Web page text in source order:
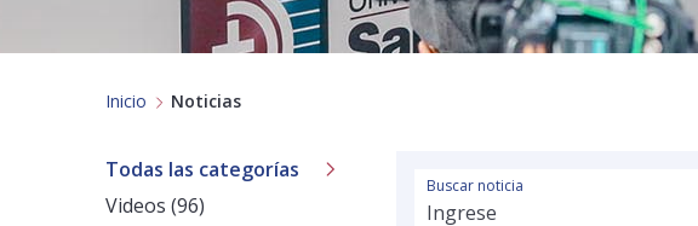
Inicio Noticias
Todas las categorías
Videos (96)
Buscar noticia